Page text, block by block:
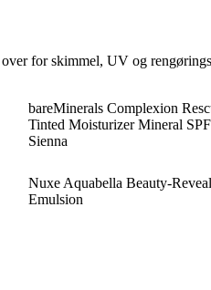
for skimmel, UV og
bareMinerals Complexion
Tinted Moisturizer Mineral
Sienna
Nuxe Aquabella Beauty-
Emulsion